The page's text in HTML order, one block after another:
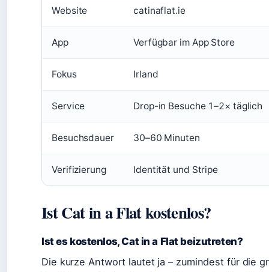
Website catinaflat.ie
App Verfügbar im App Store
Fokus Irland
Service Drop-in Besuche 1–2× täglich
Besuchsdauer 30–60 Minuten
Verifizierung Identität und Stripe
Ist Cat in a Flat kostenlos?
Ist es kostenlos, Cat in a Flat beizutreten?
Die kurze Antwort lautet ja – zumindest für die